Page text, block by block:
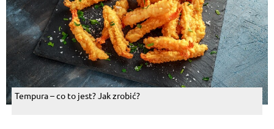
Tempura – co to jest? Jak zrobić?